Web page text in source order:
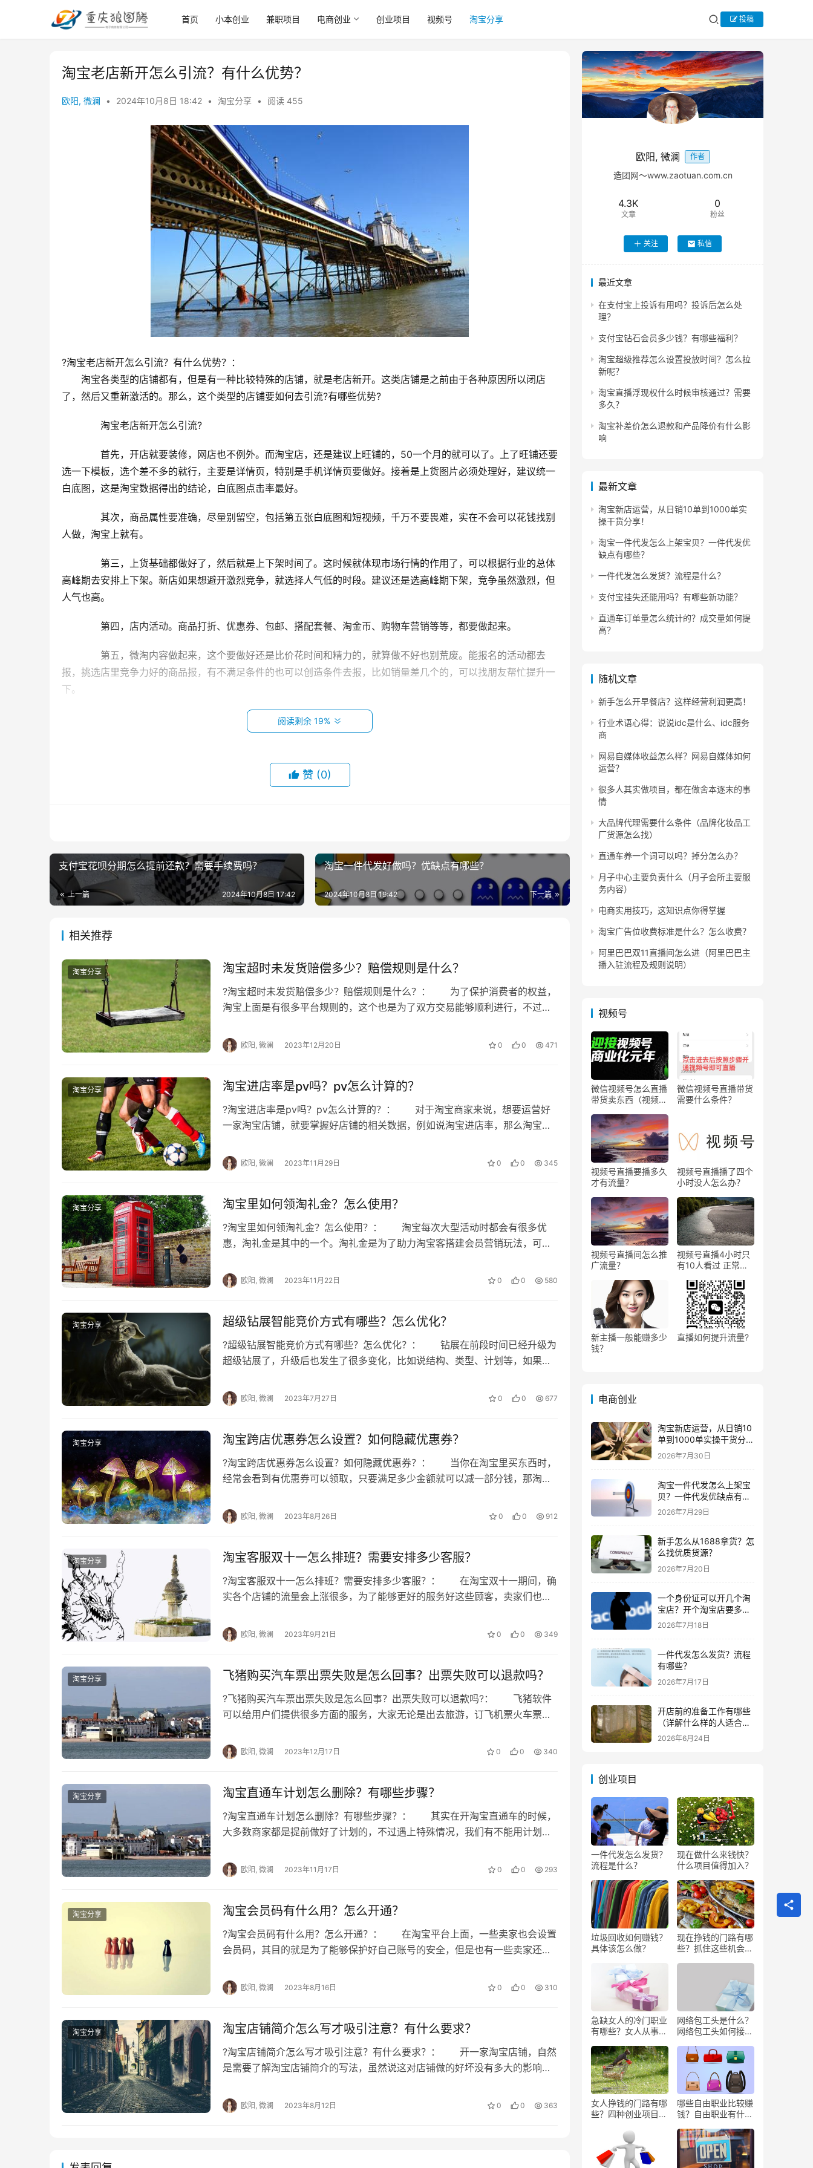
首页 小本创业 兼职项目 电商创业 创业项目 视频号 淘宝分享 投稿
淘宝老店新开怎么引流？有什么优势？
欧阳, 微澜 • 2024年10月8日 18:42 • 淘宝分享 • 阅读 455
?淘宝老店新开怎么引流？有什么优势？：
淘宝各类型的店铺都有，但是有一种比较特殊的店铺，就是老店新开。这类店铺是之前由于各种原因所以闭店
了，然后又重新激活的。那么，这个类型的店铺要如何去引流?有哪些优势?
淘宝老店新开怎么引流?
首先，开店就要装修，网店也不例外。而淘宝店，还是建议上旺铺的，50一个月的就可以了。上了旺铺还要
选一下模板，选个差不多的就行，主要是详情页，特别是手机详情页要做好。接着是上货图片必须处理好，建议统一
白底图，这是淘宝数据得出的结论，白底图点击率最好。
其次，商品属性要准确，尽量别留空，包括第五张白底图和短视频，千万不要畏难，实在不会可以花钱找别
人做，淘宝上就有。
第三，上货基础都做好了，然后就是上下架时间了。这时候就体现市场行情的作用了，可以根据行业的总体
高峰期去安排上下架。新店如果想避开激烈竞争，就选择人气低的时段。建议还是选高峰期下架，竞争虽然激烈，但
人气也高。
第四，店内活动。商品打折、优惠券、包邮、搭配套餐、淘金币、购物车营销等等，都要做起来。
第五，微淘内容做起来，这个要做好还是比价花时间和精力的，就算做不好也别荒废。能报名的活动都去
报，挑选店里竞争力好的商品报，有不满足条件的也可以创造条件去报，比如销量差几个的，可以找朋友帮忙提升一
下。
第六，付费推广。上面虽然也有一些付费的，多是工具性的，价格也不算高。付费推广则是直接花钱引流，
这个花费上不封顶，卖家可根据自身情况决定是否做。
关注着店铺。相对于完全新开的店铺要去积累店铺粉丝并不容易。
3、老店铺如果之前没有过违规行为，店铺诚信经营，那么店铺的可信任度是要比从0开始开店的要高一些，
平台有自己的算法来计算店铺经营数据的。
淘宝上面虽然也有一些付费的流量，多是工具性的价格也不算高。
推荐阅读：
淘宝店铺老店新开怎么激活？有什么方法？
淘宝店铺老店新开没有流量怎么办？怎么处理？
老店新开淘宝如何运营？老店和开新店哪个好？
阅读剩余 19%
本文来自投稿，不代表早谈创业网立场，作者：欧阳, 微澜，如若转载，请注明出处：
https://www.zaotuan.com.cn/141065.html
版权声明：本文内容由互联网用户自发贡献，该文观点仅代表作者本人。本站仅提供信息存储空间服务，不拥有所有权，不承担
相关法律责任。如发现本站有涉嫌抄袭侵权/违法违规的内容， 请发送邮件至
举报，一经查实，本站将立
赞 (0)
支付宝花呗分期怎么提前还款？需要手续费吗？
上一篇 2024年10月8日 17:42
淘宝一件代发好做吗？优缺点有哪些？
下一篇
2024年10月8日 19:42
相关推荐
淘宝分享 淘宝超时未发货赔偿多少？赔偿规则是什么？
?淘宝超时未发货赔偿多少？赔偿规则是什么？： 为了保护消费者的权益，
淘宝上面是有很多平台规则的，这个也是为了双方交易能够顺利进行，不过有
欧阳, 微澜 2023年12月20日 0 0 471
淘宝分享 淘宝进店率是pv吗？pv怎么计算的？
?淘宝进店率是pv吗？pv怎么计算的？： 对于淘宝商家来说，想要运营好
一家淘宝店铺，就要掌握好店铺的相关数据，例如说淘宝进店率，那么淘宝进
欧阳, 微澜 2023年11月29日 0 0 345
淘宝分享 淘宝里如何领淘礼金？怎么使用？
?淘宝里如何领淘礼金？怎么使用？： 淘宝每次大型活动时都会有很多优
惠，淘礼金是其中的一个。淘礼金是为了助力淘宝客搭建会员营销玩法，可以
欧阳, 微澜 2023年11月22日 0 0 580
淘宝分享 超级钻展智能竞价方式有哪些？怎么优化？
?超级钻展智能竞价方式有哪些？怎么优化？： 钻展在前段时间已经升级为
超级钻展了，升级后也发生了很多变化，比如说结构、类型、计划等，如果卖
欧阳, 微澜 2023年7月27日 0 0 677
淘宝分享 淘宝跨店优惠券怎么设置？如何隐藏优惠券？
?淘宝跨店优惠券怎么设置？如何隐藏优惠券？： 当你在淘宝里买东西时，
经常会看到有优惠券可以领取，只要满足多少金额就可以减一部分钱，那淘宝
欧阳, 微澜 2023年8月26日 0 0 912
淘宝分享 淘宝客服双十一怎么排班？需要安排多少客服？
?淘宝客服双十一怎么排班？需要安排多少客服？： 在淘宝双十一期间，确
实各个店铺的流量会上涨很多，为了能够更好的服务好这些顾客，卖家们也会
欧阳, 微澜 2023年9月21日 0 0 349
淘宝分享 飞猪购买汽车票出票失败是怎么回事？出票失败可以退款吗？
?飞猪购买汽车票出票失败是怎么回事？出票失败可以退款吗?： 飞猪软件
可以给用户们提供很多方面的服务，大家无论是出去旅游，订飞机票火车票还
欧阳, 微澜 2023年12月17日 0 0 340
淘宝分享 淘宝直通车计划怎么删除？有哪些步骤？
?淘宝直通车计划怎么删除？有哪些步骤？： 其实在开淘宝直通车的时候，
大多数商家都是提前做好了计划的，不过遇上特殊情况，我们有不能用计划的
欧阳, 微澜 2023年11月17日 0 0 293
淘宝分享 淘宝会员码有什么用？怎么开通？
?淘宝会员码有什么用？怎么开通？： 在淘宝平台上面，一些卖家也会设置
会员码，其目的就是为了能够保护好自己账号的安全，但是也有一些卖家还不
欧阳, 微澜 2023年8月16日 0 0 310
淘宝分享 淘宝店铺简介怎么写才吸引注意？有什么要求？
?淘宝店铺简介怎么写才吸引注意？有什么要求？： 开一家淘宝店铺，自然
是需要了解淘宝店铺简介的写法，虽然说这对店铺做的好坏没有多大的影响，
欧阳, 微澜 2023年8月12日 0 0 363
欧阳, 微澜 作者
造团网～www.zaotuan.com.cn
4.3K
文章
0
粉丝
关注 私信
最近文章
在支付宝上投诉有用吗？投诉后怎么处
理？
支付宝钻石会员多少钱？有哪些福利？
淘宝超级推荐怎么设置投放时间？怎么拉
新呢？
淘宝直播浮现权什么时候审核通过？需要
多久？
淘宝补差价怎么退款和产品降价有什么影
响
最新文章
淘宝新店运营，从日销10单到1000单实
操干货分享！
淘宝一件代发怎么上架宝贝？一件代发优
缺点有哪些？
一件代发怎么发货？流程是什么？
支付宝挂失还能用吗？有哪些新功能？
直通车订单量怎么统计的？成交量如何提
高？
随机文章
新手怎么开早餐店？这样经营利润更高！
行业术语心得：说说idc是什么、idc服务
商
网易自媒体收益怎么样？网易自媒体如何
运营？
很多人其实做项目，都在做舍本逐末的事
情
大品牌代理需要什么条件（品牌化妆品工
厂货源怎么找）
直通车养一个词可以吗？掉分怎么办？
月子中心主要负责什么（月子会所主要服
务内容）
电商实用技巧，这知识点你得掌握
淘宝广告位收费标准是什么？怎么收费？
阿里巴巴双11直播间怎么进（阿里巴巴主
播入驻流程及规则说明）
视频号
微信视频号怎么直播
带货卖东西（视频号
微信视频号直播带货
需要什么条件？
视频号直播要播多久
才有流量？
视频号直播播了四个
小时没人怎么办？
视频号直播间怎么推
广流量？
视频号直播4小时只
有10人看过 正常
新主播一般能赚多少
钱？
直播如何提升流量?
电商创业
淘宝新店运营，从日销10
单到1000单实操干货分
享！
2026年7月30日
淘宝一件代发怎么上架宝
贝？一件代发优缺点有哪
些？
2026年7月29日
新手怎么从1688拿货？怎
么找优质货源？
2026年7月20日
一个身份证可以开几个淘
宝店？开个淘宝店要多少
钱？
2026年7月18日
一件代发怎么发货？流程
有哪些？
2026年7月17日
开店前的准备工作有哪些
（详解什么样的人适合做
生意）
2026年6月24日
创业项目
一件代发怎么发货？
流程是什么？
现在做什么来钱快？
什么项目值得加入？
垃圾回收如何赚钱？
具体该怎么做？
现在挣钱的门路有哪
些？抓住这些机会闷
急缺女人的冷门职业
有哪些？女人从事哪
网络包工头是什么？
网络包工头如何接业
女人挣钱的门路有哪
些？四种创业项目推
哪些自由职业比较赚
钱？自由职业有什么